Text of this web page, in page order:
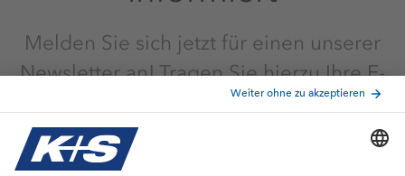
Melden Sie sich jetzt für einen unserer
Newsletter an! Tragen Sie hierzu Ihre E-
Mail-Adresse unten in das Formular ein.
Sie erhalten in Kürze eine E-Mail mit
einem Link, den Sie dann bitte noch